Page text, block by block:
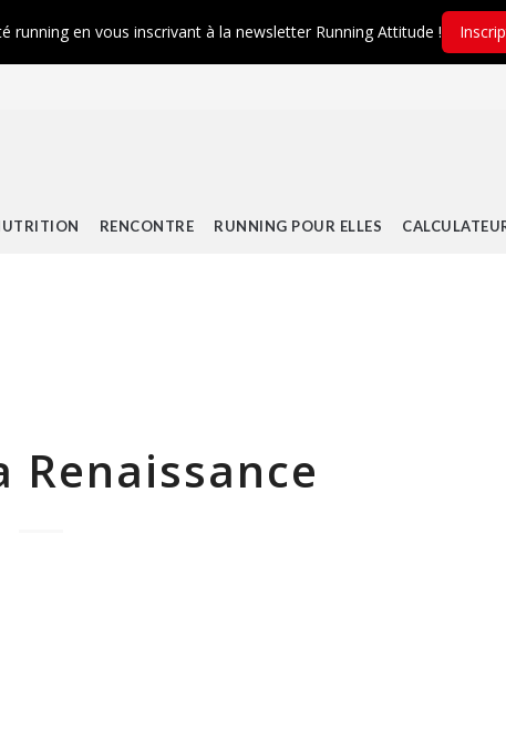
RENCONTRE RUNNING POUR ELLES
Renaissance
running en vous inscrivant à la newsletter Running Attitude !